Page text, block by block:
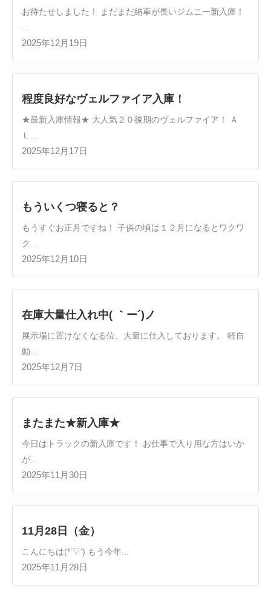
お待たせしました！ まだまだ納車が長いジムニー新入庫！
2025年12月19日
程度良好なヴェルファイア入庫！
★最新入庫情報★ 大人気２０後期のヴェルファイア！ Ａ
Ｌ...
2025年12月17日
もういくつ寝ると？
もうすぐお正月ですね！ 子供の頃は１２月になるとワクワ
ク...
2025年12月10日
在庫大量仕入れ中( ｀ー´)ノ
展示場に置けなくなる位、大量に仕入しております。 軽自
動...
2025年12月7日
またまた★新入庫★
今日はトラックの新入庫です！ お仕事で入り用な方はいか
が...
2025年11月30日
11月28日（金）
こんにちは(*’▽’) もう今年...
2025年11月28日